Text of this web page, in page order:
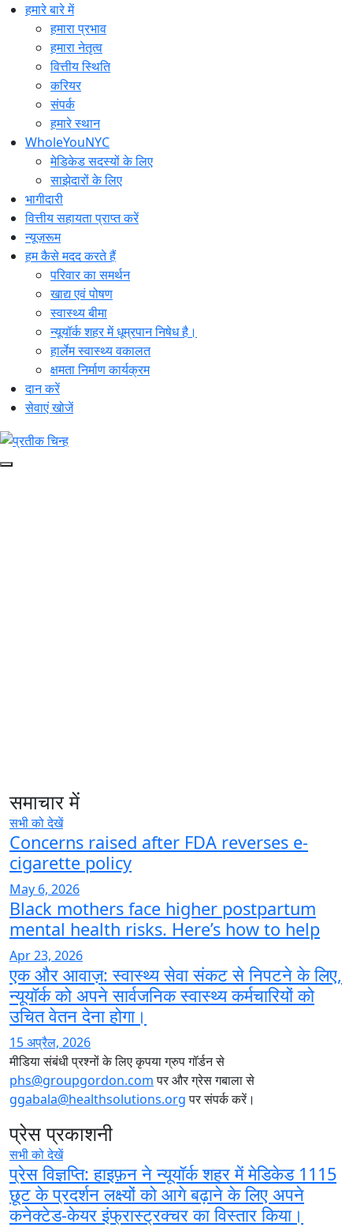
सामग्रीहमारे बारे में
हमारा प्रभाव
हमारा नेतृत्व
वित्तीय स्थिति
करियर
संपर्क
हमारे स्थान
WholeYouNYC
मेडिकेड सदस्यों के लिए
साझेदारों के लिए
भागीदारी
वित्तीय सहायता प्राप्त करें
न्यूज़रूम
हम कैसे मदद करते हैं
परिवार का समर्थन
खाद्य एवं पोषण
स्वास्थ्य बीमा
न्यूयॉर्क शहर में धूम्रपान निषेध है।
हार्लेम स्वास्थ्य वकालत
क्षमता निर्माण कार्यक्रम
दान करें
सेवाएं खोजें
समाचार में
सभी को देखें
Concerns raised after FDA reverses e-
cigarette policy
May 6, 2026
Black mothers face higher postpartum
mental health risks. Here’s how to help
Apr 23, 2026
एक और आवाज़: स्वास्थ्य सेवा संकट से निपटने के लिए,
न्यूयॉर्क को अपने सार्वजनिक स्वास्थ्य कर्मचारियों को
उचित वेतन देना होगा।
15 अप्रैल, 2026
मीडिया संबंधी प्रश्नों के लिए कृपया ग्रुप गॉर्डन से
phs@groupgordon.comपर और ग्रेस गबाला से
ggabala@healthsolutions.orgपर संपर्क करें।
प्रेस प्रकाशनी
सभी को देखें
प्रेस विज्ञप्ति: हाइफ़न ने न्यूयॉर्क शहर में मेडिकेड 1115
छूट के प्रदर्शन लक्ष्यों को आगे बढ़ाने के लिए अपने
कनेक्टेड-केयर इंफ्रास्ट्रक्चर का विस्तार किया।